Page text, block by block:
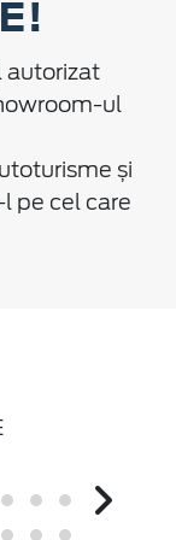
autorizat
ul
și
pe cel care